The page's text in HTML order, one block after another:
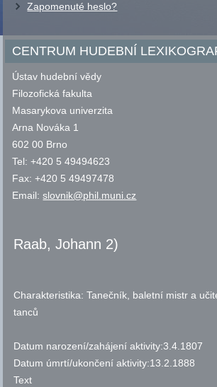
Zapomenuté heslo?
CENTRUM HUDEBNÍ
Ústav hudební vědy
Filozofická fakulta
Masarykova univerzita
Arna Nováka 1
602 00 Brno
Tel: +420 5 49494623
Fax: +420 5 49497478
Email:slovnik@phil.muni.cz
Raab, Johann 2)
Charakteristika:Tanečník, baletní mistr a
tanců
Datum narození/zahájení aktivity:3.4.1807
Datum úmrtí/ukončení aktivity:13.2.1888
Text